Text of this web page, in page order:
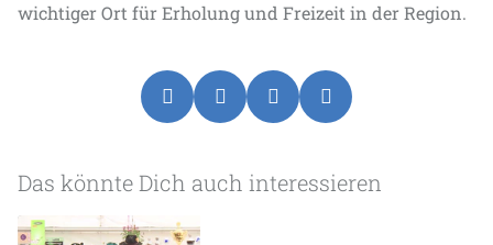
wichtiger Ort für Erholung und Freizeit in der Region.
Das könnte Dich auch interessieren